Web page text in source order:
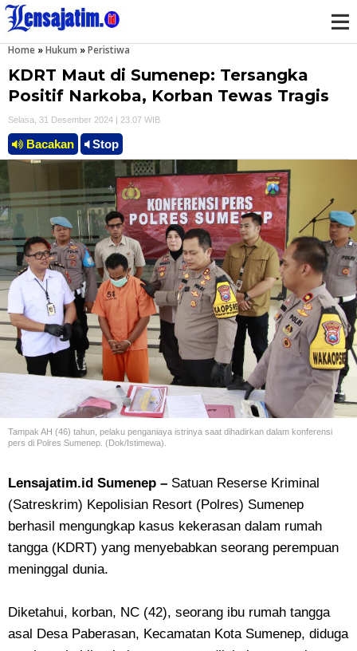
u
Home »Hukum »Peristiwa
KDRT Maut di Sumenep: Tersangka
Positif Narkoba, Korban Tewas Tragis
Selasa, 31 Desember 2024 | 23.07 WIB
Bacakan Stop
Tampak AH (46) tahun, pelaku penganiaya istrinya saat dihadirkan dalam konferensi
pers di Polres Sumenep. (Dok/Istimewa).
Lensajatim.id Sumenep – Satuan Reserse Kriminal
(Satreskrim) Kepolisian Resort (Polres) Sumenep
berhasil mengungkap kasus kekerasan dalam rumah
tangga (KDRT) yang menyebabkan seorang perempuan
meninggal dunia.
Diketahui, korban, NC (42), seorang ibu rumah tangga
asal Desa Paberasan, Kecamatan Kota Sumenep, diduga